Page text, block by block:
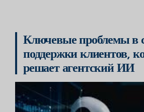
Ключевые проблемы в
поддержки клиентов,
решает агентский ИИ